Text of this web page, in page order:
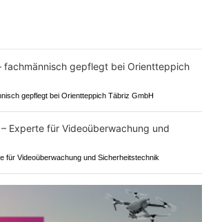
gepflegt bei Orientteppich Täbriz GmbH
für Videoüberwachung und Sicherheitstechnik